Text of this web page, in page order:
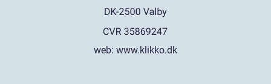
web: www.klikko.dk